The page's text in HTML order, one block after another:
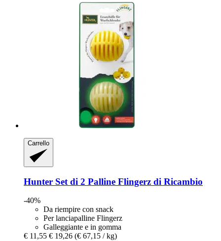
Carrello
Hunter Set di 2 Palline Flingerz di Ricambio
-40%
Da riempire con snack
Per lanciapalline Flingerz
Galleggiante e in gomma
€ 11,55 € 19,26 (€ 67,15 / kg)